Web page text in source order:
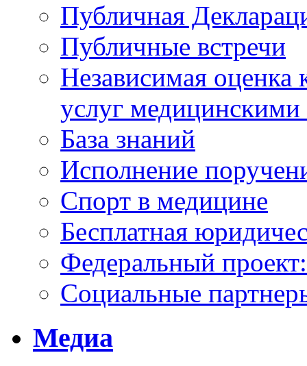
Публичная
Публичные встречи
Независимая оценка
услуг
База знаний
Исполнение
Спорт в медицине
Бесплатная
Федеральный
Социальные
Медиа